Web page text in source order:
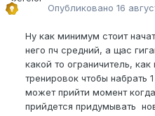
Опубликовано 16
Ну как минимум стоит
него пч средний, а щас
какой то ограничитель,
тренировок чтобы набрать
может прийти момент
прийдется придумывать